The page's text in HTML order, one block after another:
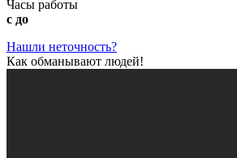
Часы работы
с до
Нашли неточность?
Как обманывают людей!